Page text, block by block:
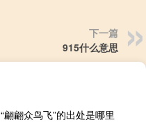
下一篇
915什么意思
“翩翩众鸟飞”的出处是哪里